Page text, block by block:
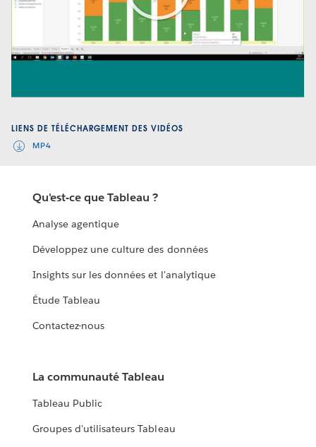
Play
Video
LIENS DE TÉLÉCHARGEMENT DES VIDÉOS
MP4
Qu'est-ce que Tableau ?
Analyse agentique
Développez une culture des données
Insights sur les données et l'analytique
Étude Tableau
Contactez-nous
La communauté Tableau
Tableau Public
Groupes d'utilisateurs Tableau